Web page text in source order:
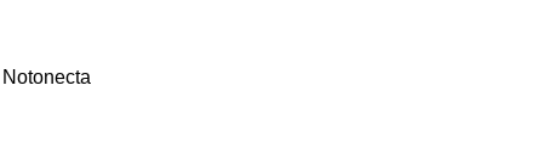
Notonecta